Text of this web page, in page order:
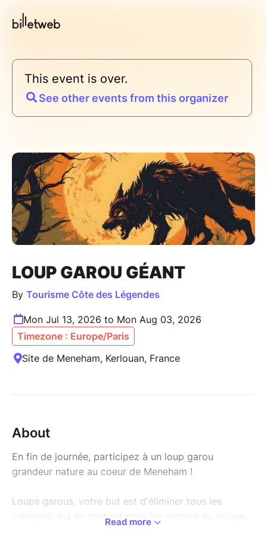
This event is over.
See other events from this organizer
LOUP GAROU GÉANT
By Tourisme Côte des Légendes
Mon Jul 13, 2026 to Mon Aug 03, 2026
Timezone : Europe/Paris
Site de Meneham, Kerlouan, France
About
En fin de journée, participez à un loup garou
grandeur nature au coeur de Meneham !
Loups garous, votre but est d'éliminer tous les
villageois qui se cachent dans les recoins du village.
Read more